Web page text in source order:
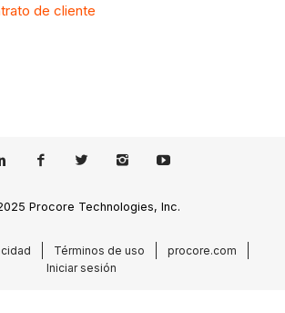
de cliente
Procore Technologies, Inc.
Términos de uso
procore.com
Iniciar sesión